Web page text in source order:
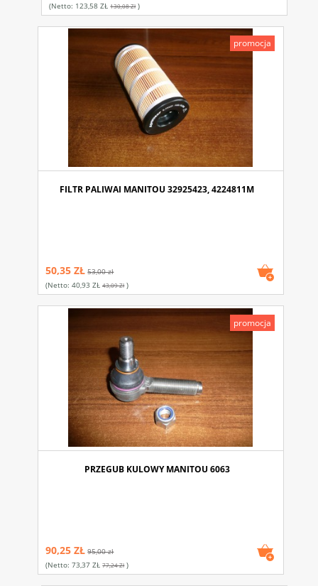
(netto: 123,58 ZŁ 130,08 Zł)
FILTR PALIWAI MANITOU 32925423, 4224811M
50,35 ZŁ 53,00 zł
(netto:40,93 ZŁ 43,09 Zł)
promocja
PRZEGUB KULOWY MANITOU 6063
90,25 ZŁ 95,00 zł
(netto:73,37 ZŁ 77,24 Zł)
promocja